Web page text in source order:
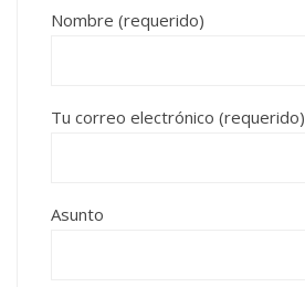
Nombre (requerido)
Tu correo electrónico (requerido)
Asunto